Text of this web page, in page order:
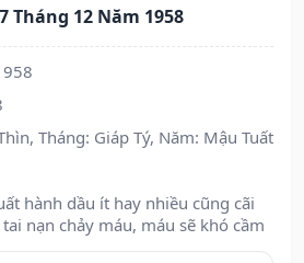
Tháng 12 Năm 1958
Tháng: Giáp Tý, Năm: Mậu Tuất
hành dầu ít hay nhiều cũng cãi
nạn chảy máu, máu sẽ khó cầm